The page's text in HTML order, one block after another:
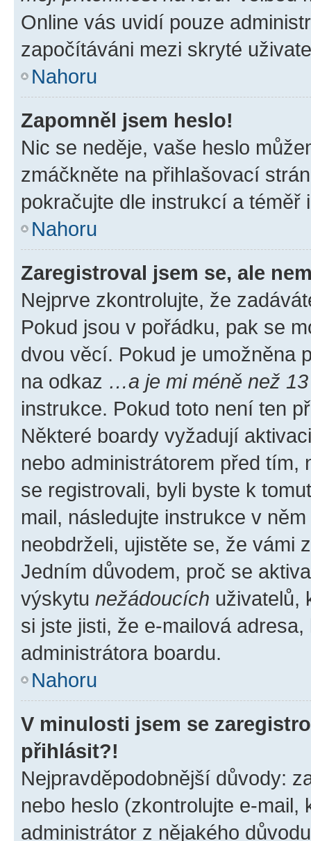
Online vás uvidí pouze
započítáváni mezi skryté
Nahoru
Zapomněl jsem heslo!
Nic se neděje, vaše heslo
zmáčkněte na přihlašovací
pokračujte dle instrukcí a téměř
Nahoru
Zaregistroval jsem se, ale
Nejprve zkontrolujte, že
Pokud jsou v pořádku, pak se
dvou věcí. Pokud je umožněna
na odkaz …a je mi méně než
instrukce. Pokud toto není ten
Některé boardy vyžadují
nebo administrátorem před tím,
se registrovali, byli byste k
mail, následujte instrukce v
neobdrželi, ujistěte se, že vámi
Jedním důvodem, proč se
výskytu nežádoucích uživatelů,
si jste jisti, že e-mailová
administrátora boardu.
Nahoru
V minulosti jsem se
přihlásit?!
Nejpravděpodobnější důvody:
nebo heslo (zkontrolujte e-
administrátor z nějakého